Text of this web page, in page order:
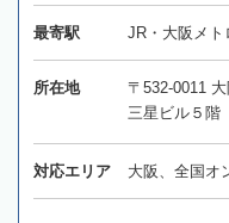
最寄駅 JR・大阪メト
所在地
〒532-0011
三星ビル５階
対応エリア 大阪、全国オ